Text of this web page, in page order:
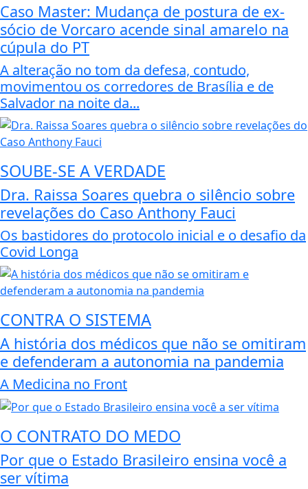
Caso Master: Mudança de postura de ex-
sócio de Vorcaro acende sinal amarelo na
cúpula do PT
A alteração no tom da defesa, contudo,
movimentou os corredores de Brasília e de
Salvador na noite da...
SOUBE-SE A VERDADE
Dra. Raissa Soares quebra o silêncio sobre
revelações do Caso Anthony Fauci
Os bastidores do protocolo inicial e o desafio da
Covid Longa
CONTRA O SISTEMA
A história dos médicos que não se omitiram
e defenderam a autonomia na pandemia
A Medicina no Front
O CONTRATO DO MEDO
Por que o Estado Brasileiro ensina você a
ser vítima